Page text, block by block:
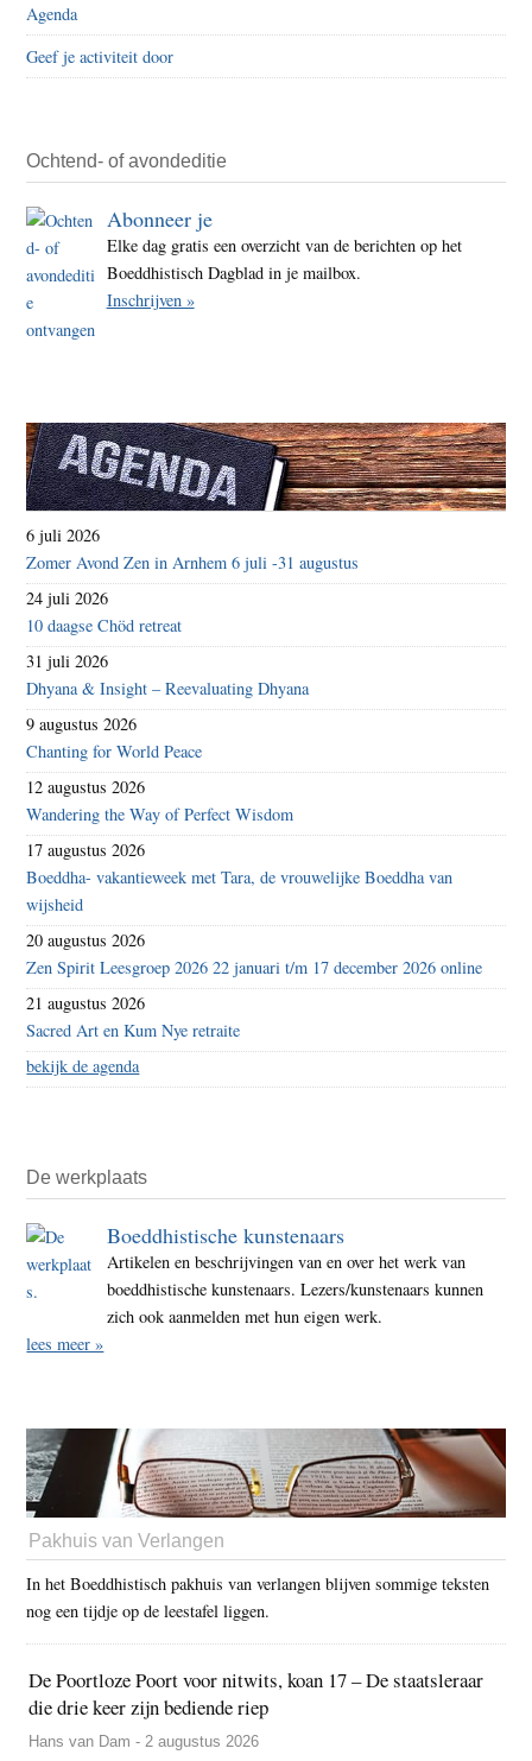
en
Agenda
Geef je activiteit door
Ochtend- of avondeditie
Abonneer je
Elke dag gratis een overzicht van de berichten op het
Boeddhistisch Dagblad in je mailbox.
Inschrijven »
6 juli 2026
Zomer Avond Zen in Arnhem 6 juli -31 augustus
24 juli 2026
10 daagse Chöd retreat
31 juli 2026
Dhyana & Insight – Reevaluating Dhyana
9 augustus 2026
Chanting for World Peace
12 augustus 2026
Wandering the Way of Perfect Wisdom
17 augustus 2026
Boeddha- vakantieweek met Tara, de vrouwelijke Boeddha van
wijsheid
20 augustus 2026
Zen Spirit Leesgroep 2026 22 januari t/m 17 december 2026 online
21 augustus 2026
Sacred Art en Kum Nye retraite
bekijk de agenda
De werkplaats
Boeddhistische kunstenaars
Artikelen en beschrijvingen van en over het werk van
boeddhistische kunstenaars. Lezers/kunstenaars kunnen
zich ook aanmelden met hun eigen werk.
lees meer »
Pakhuis van Verlangen
In het Boeddhistisch pakhuis van verlangen blijven sommige teksten
nog een tijdje op de leestafel liggen.
De Poortloze Poort voor nitwits, koan 17 – De staatsleraar
die drie keer zijn bediende riep
Hans van Dam - 2 augustus 2026